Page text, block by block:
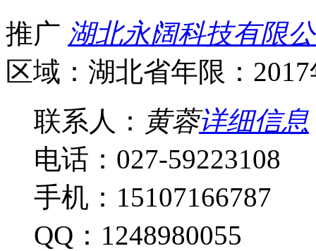
推广 湖北永阔科技有限
区域：湖北省年限：
联系人： 黄蓉详细信息
电话：027-59223108
手机：15107166787
QQ：1248980055